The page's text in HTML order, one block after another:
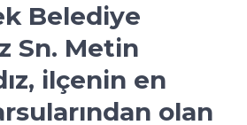
Belediye
Sn. Metin
ilçenin en
olan